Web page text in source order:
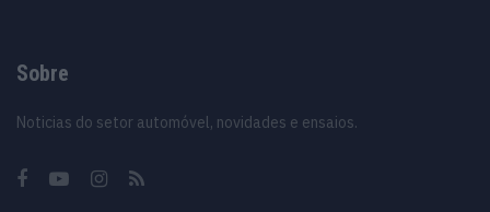
Sobre
Noticias do setor automóvel, novidades e ensaios.